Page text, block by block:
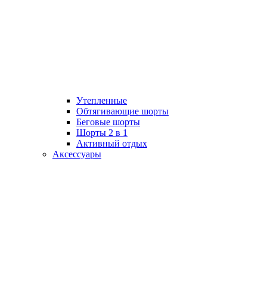
Утепленные
Обтягивающие шорты
Беговые шорты
Шорты 2 в 1
Активный отдых
Аксессуары